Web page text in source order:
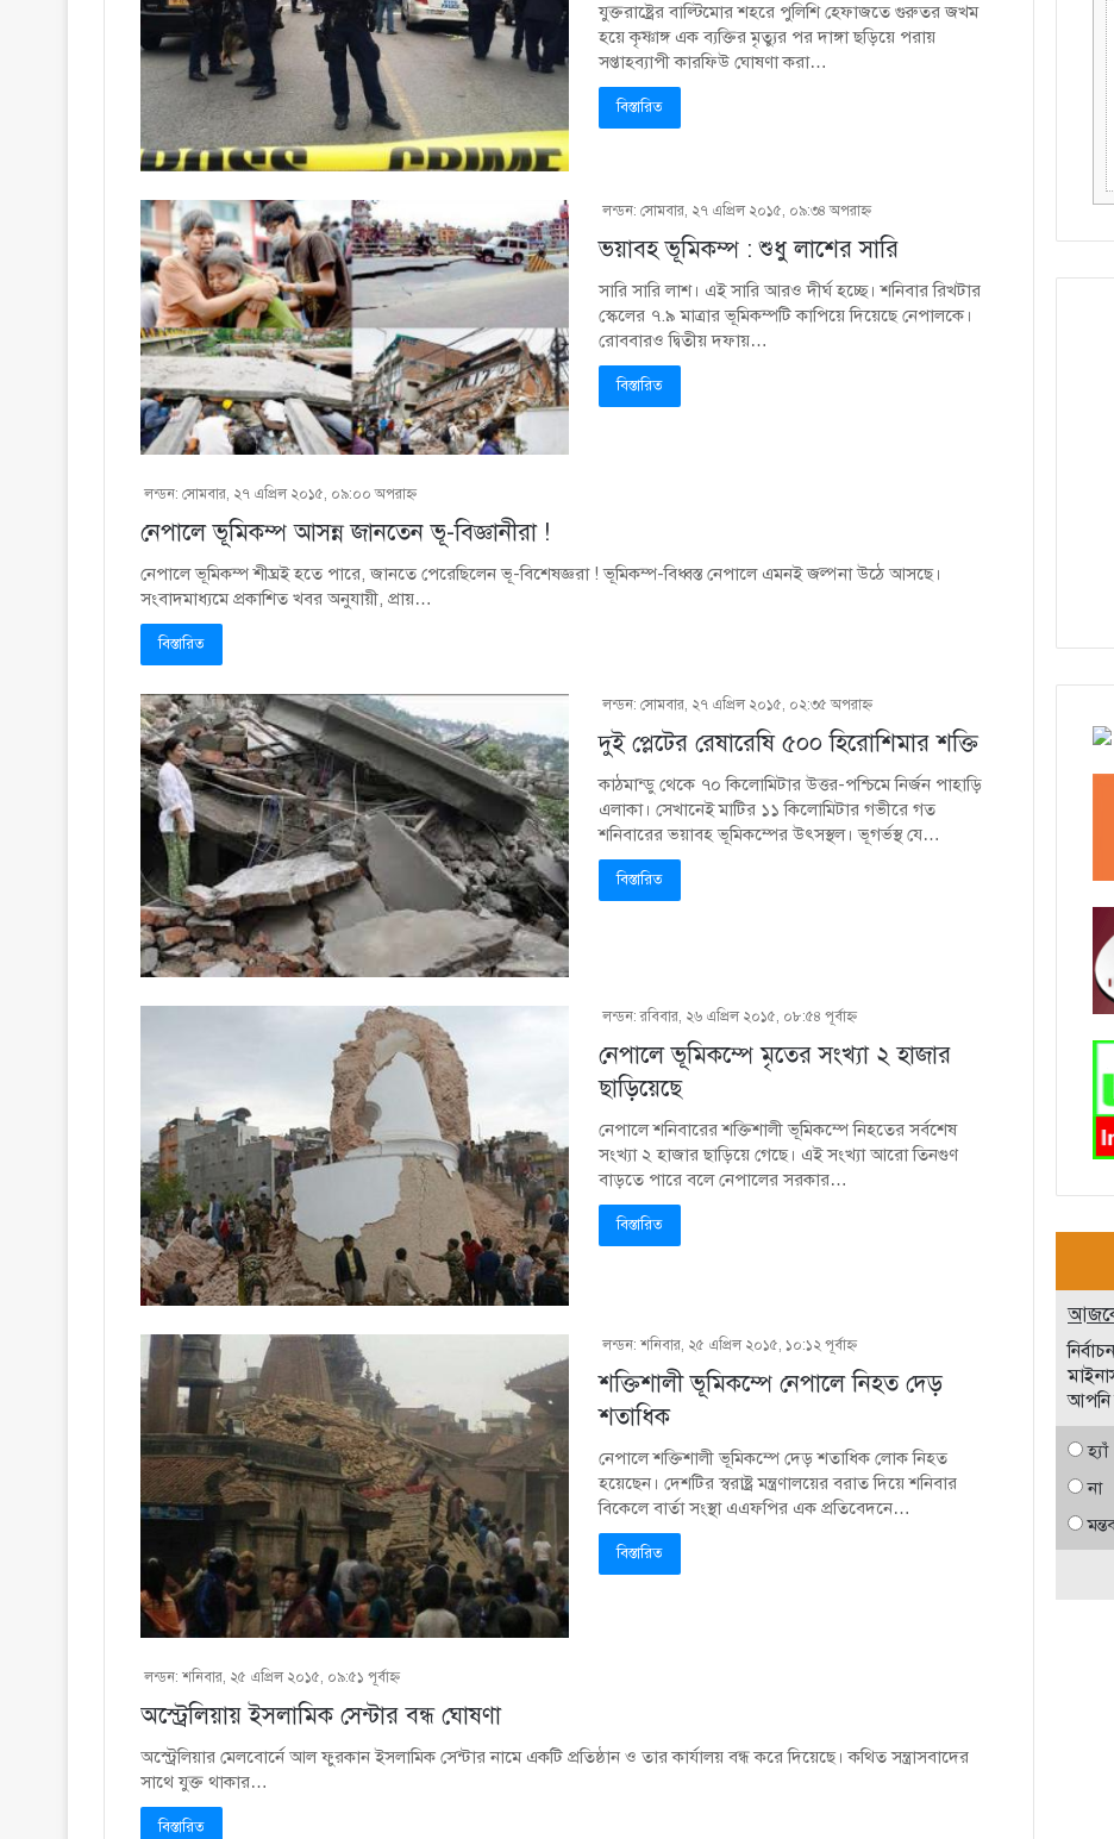
যুক্তরাষ্ট্রের বাল্টিমোর শহরে পুলিশি হেফাজতে গুরুতর জখম
হয়ে কৃষ্ণাঙ্গ এক ব্যক্তির মৃত্যুর পর দাঙ্গা ছড়িয়ে পরায়
সপ্তাহব্যাপী কারফিউ ঘোষণা করা…
বিস্তারিত
লন্ডন: সোমবার, ২৭ এপ্রিল ২০১৫, ০৯:৩৪ অপরাহ্ণ
ভয়াবহ ভূমিকম্প : শুধু লাশের সারি
সারি সারি লাশ। এই সারি আরও দীর্ঘ হচ্ছে। শনিবার রিখটার
স্কেলের ৭.৯ মাত্রার ভূমিকম্পটি কাপিয়ে দিয়েছে নেপালকে।
রোববারও দ্বিতীয় দফায়…
বিস্তারিত
লন্ডন: সোমবার, ২৭ এপ্রিল ২০১৫, ০৯:০০ অপরাহ্ণ
নেপালে ভূমিকম্প আসন্ন জানতেন ভূ-বিজ্ঞানীরা !
নেপালে ভূমিকম্প শীঘ্রই হতে পারে, জানতে পেরেছিলেন ভূ-বিশেষজ্ঞরা ! ভূমিকম্প-বিধ্বস্ত নেপালে এমনই জল্পনা উঠে আসছে।
সংবাদমাধ্যমে প্রকাশিত খবর অনুযায়ী, প্রায়…
বিস্তারিত
লন্ডন: সোমবার, ২৭ এপ্রিল ২০১৫, ০২:৩৫ অপরাহ্ণ
দুই প্লেটের রেষারেষি ৫০০ হিরোশিমার শক্তি
কাঠমান্ডু থেকে ৭০ কিলোমিটার উত্তর-পশ্চিমে নির্জন পাহাড়ি
এলাকা। সেখানেই মাটির ১১ কিলোমিটার গভীরে গত
শনিবারের ভয়াবহ ভূমিকম্পের উৎসস্থল। ভূগর্ভস্থ যে…
বিস্তারিত
লন্ডন: রবিবার, ২৬ এপ্রিল ২০১৫, ০৮:৫৪ পূর্বাহ্ণ
নেপালে ভূমিকম্পে মৃতের সংখ্যা ২ হাজার
ছাড়িয়েছে
নেপালে শনিবারের শক্তিশালী ভূমিকম্পে নিহতের সর্বশেষ
সংখ্যা ২ হাজার ছাড়িয়ে গেছে। এই সংখ্যা আরো তিনগুণ
বাড়তে পারে বলে নেপালের সরকার…
বিস্তারিত
লন্ডন: শনিবার, ২৫ এপ্রিল ২০১৫, ১০:১২ পূর্বাহ্ণ
শক্তিশালী ভূমিকম্পে নেপালে নিহত দেড়
শতাধিক
নেপালে শক্তিশালী ভূমিকম্পে দেড় শতাধিক লোক নিহত
হয়েছেন। দেশটির স্বরাষ্ট্র মন্ত্রণালয়ের বরাত দিয়ে শনিবার
বিকেলে বার্তা সংস্থা এএফপির এক প্রতিবেদনে…
বিস্তারিত
লন্ডন: শনিবার, ২৫ এপ্রিল ২০১৫, ০৯:৫১ পূর্বাহ্ণ
অস্ট্রেলিয়ায় ইসলামিক সেন্টার বন্ধ ঘোষণা
অস্ট্রেলিয়ার মেলবোর্নে আল ফুরকান ইসলামিক সেন্টার নামে একটি প্রতিষ্ঠান ও তার কার্যালয় বন্ধ করে দিয়েছে। কথিত সন্ত্রাসবাদের
সাথে যুক্ত থাকার…
বিস্তারিত
হ্যাঁ
না